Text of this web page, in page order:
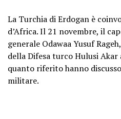
La Turchia di Erdogan è
d’Africa. Il 21 novembre, il
generale Odawaa Yusuf
della Difesa turco Hulusi Akar
quanto riferito hanno
militare.